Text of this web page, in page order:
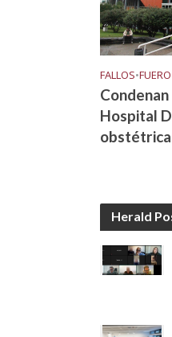
FALLOS•
Hospital
obstétrica
Herald